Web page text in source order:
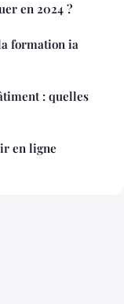
en 2024 ?
formation ia
: quelles
en ligne